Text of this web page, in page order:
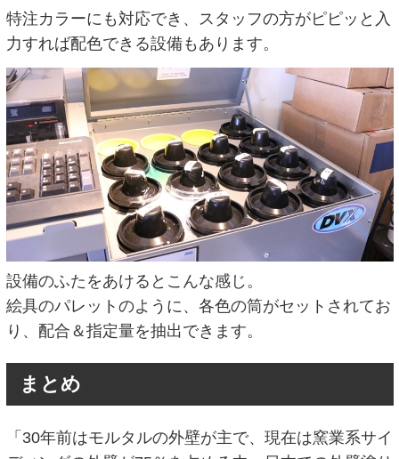
特注カラーにも対応でき、スタッフの方がピピッと入
力すれば配色できる設備もあります。
設備のふたをあけるとこんな感じ。
絵具のパレットのように、各色の筒がセットされてお
り、配合＆指定量を抽出できます。
まとめ
「30年前はモルタルの外壁が主で、現在は窯業系サイ